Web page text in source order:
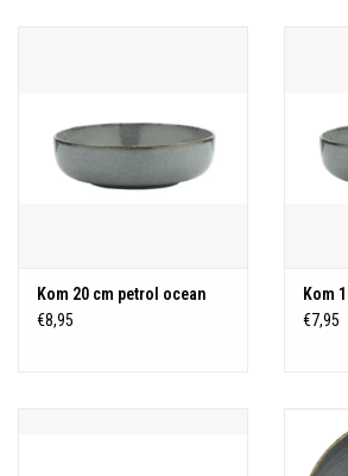
Kom 20 cm petrol ocean
€8,95
Kom
€7,95